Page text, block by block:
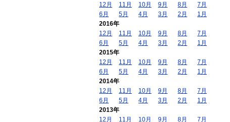
12月
11月 10月 9月 8月
7月
6月
5月 4月 3月 2月
1月
2016年
12月
11月 10月 9月 8月
7月
6月
5月 4月 3月 2月
1月
2015年
12月
11月 10月 9月 8月
7月
6月
5月 4月 3月 2月
1月
2014年
12月
11月 10月 9月 8月
7月
6月
5月 4月 3月 2月
1月
2013年
12月
11月 10月 9月 8月 7月